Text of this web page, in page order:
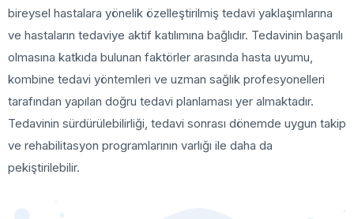
bireysel hastalara yönelik özelleştirilmiş tedavi yaklaşımlarına
ve hastaların tedaviye aktif katılımına bağlıdır. Tedavinin başarılı
olmasına katkıda bulunan faktörler arasında hasta uyumu,
kombine tedavi yöntemleri ve uzman sağlık profesyonelleri
tarafından yapılan doğru tedavi planlaması yer almaktadır.
Tedavinin sürdürülebilirliği, tedavi sonrası dönemde uygun takip
ve rehabilitasyon programlarının varlığı ile daha da
pekiştirilebilir.